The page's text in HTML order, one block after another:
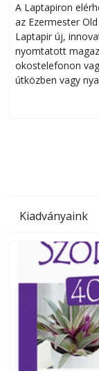
A Laptapiron
az Ezermester
Laptapir új,
nyomtatott
okostelefonon
útközben vagy
Kiadványaink